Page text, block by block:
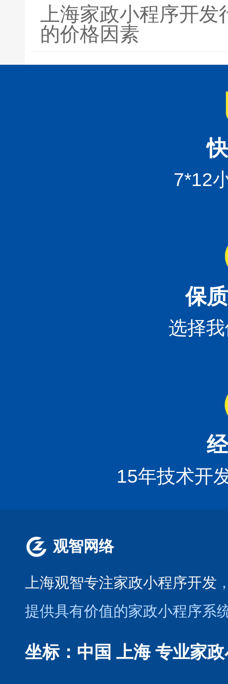
上海家政小程序开
的价格因素
7*12
保
选择
15年技术开
观智网络
上海观智专注家政小程序开发
提供具有价值的家政小程序系
坐标：中国 上海 专业家